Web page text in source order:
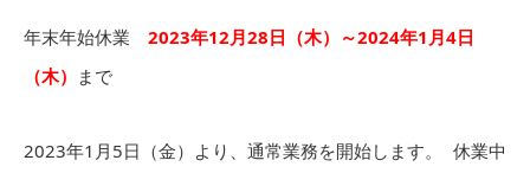
年末年始休業 2023年12月28日（木）～2024年1月4日
（木） まで
2023年1月5日（金）より、通常業務を開始します。 休業中